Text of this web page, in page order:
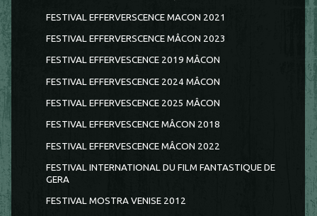
FESTIVAL EFFERVERSCENCE MACON 2021
FESTIVAL EFFERVERSCENCE MÂCON 2023
FESTIVAL EFFERVESCENCE 2019 MÂCON
FESTIVAL EFFERVESCENCE 2024 MÂCON
FESTIVAL EFFERVESCENCE 2025 MÂCON
FESTIVAL EFFERVESCENCE MÂCON 2018
FESTIVAL EFFERVESCENCE MÂCON 2022
FESTIVAL INTERNATIONAL DU FILM FANTASTIQUE DE
GERA
FESTIVAL MOSTRA VENISE 2012